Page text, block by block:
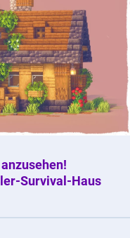
Survival-Haus